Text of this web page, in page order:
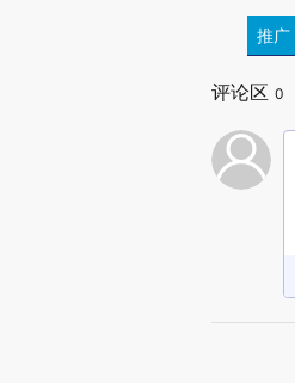
推广
评论区 0